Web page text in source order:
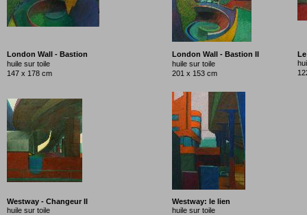
London Wall - Bastion London Wall - Bastion II
huile sur toile
147 x 178 cm
huile sur toile
201 x 153 cm
Westway - Changeur II
Westway: le lien
huile sur toile
huile sur toile